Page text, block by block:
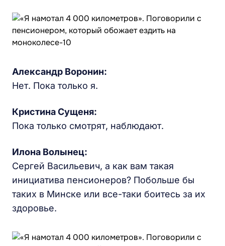
Александр Воронин:
Нет. Пока только я.
Кристина Сущеня:
Пока только смотрят, наблюдают.
Илона Волынец:
Сергей Васильевич, а как вам такая
инициатива пенсионеров? Побольше бы
таких в Минске или все-таки боитесь за их
здоровье.